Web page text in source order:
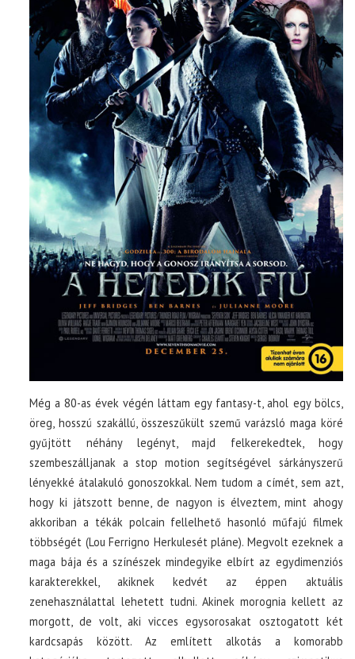
Még a 80-as évek végén láttam egy fantasy-t, ahol egy bölcs,
öreg, hosszú szakállú, összeszűkült szemű varázsló maga köré
gyűjtött néhány legényt, majd felkerekedtek, hogy
szembeszálljanak a stop motion segítségével sárkányszerű
lényekké átalakuló gonoszokkal. Nem tudom a címét, sem azt,
hogy ki játszott benne, de nagyon is élveztem, mint ahogy
akkoriban a tékák polcain fellelhető hasonló műfajú filmek
többségét (Lou Ferrigno Herkulesét pláne). Megvolt ezeknek a
maga bája és a színészek mindegyike elbírt az egydimenziós
karakterekkel, akiknek kedvét az éppen aktuális
zenehasználattal lehetett tudni. Akinek morognia kellett az
morgott, de volt, aki vicces egysorosakat osztogatott két
kardcsapás között. Az említett alkotás a komorabb